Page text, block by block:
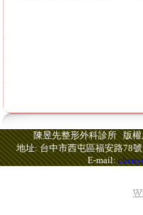
陳昱先整形外科診所 版權
地址: 台中市西屯區福安路78
E-mail: